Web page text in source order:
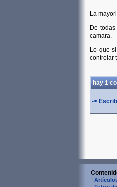
La
De
camara.
Lo que
controlar
hay 1
->
-